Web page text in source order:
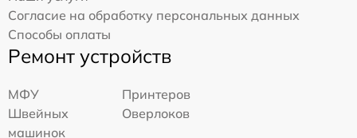
Согласие на обработку персональных данных
Способы оплаты
Ремонт устройств
МФУ
Принтеров
Швейных
машинок
Оверлоков